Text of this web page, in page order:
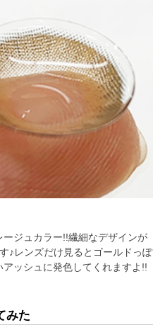
ジュカラー!!繊細なデザインが
♪レンズだけ見るとゴールドっぽ
ッシュに発色してくれますよ!!
みた